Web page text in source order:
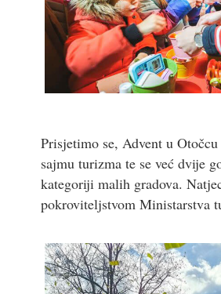
Prisjetimo se, Advent u
sajmu turizma te se već dvije
kategoriji malih gradova.
pokroviteljstvom Ministarstva